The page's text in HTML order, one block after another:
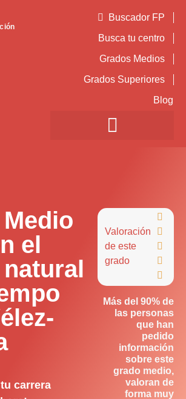
Buscador FP
Busca tu centro
Grados Medios
Grados Superiores
Blog
el
carrera
Valoración
de este
grado





Más del 90% de
las personas
que han
pedido
información
sobre este
grado medio,
valoran de
forma muy